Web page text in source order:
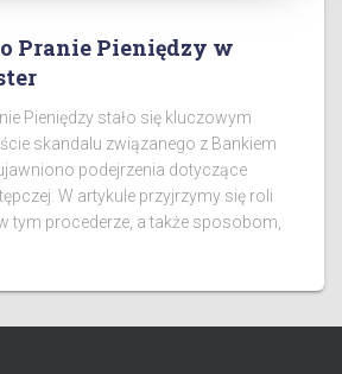
Pranie Pieniędzy w
Pieniędzy stało się kluczowym
skandalu związanego z Bankiem
podejrzenia dotyczące
W artykule przyjrzymy się roli
tym procederze, a także sposobom,